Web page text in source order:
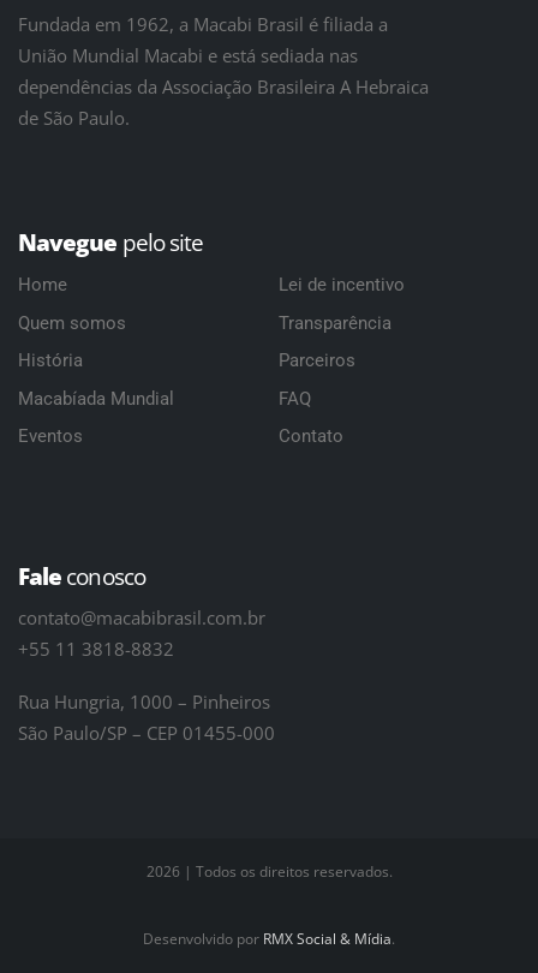
Fundada em 1962, a Macabi Brasil é filiada a
União Mundial Macabi e está sediada nas
dependências da Associação Brasileira A Hebraica
de São Paulo.
Navegue pelo site
Home
Quem somos
História
Macabíada Mundial
Eventos
Lei de incentivo
Transparência
Parceiros
FAQ
Contato
Fale conosco
contato@macabibrasil.com.br
+55 11 3818-8832
Rua Hungria, 1000 – Pinheiros
São Paulo/SP – CEP 01455-000
2026 | Todos os direitos reservados.
Desenvolvido por RMX Social & Mídia.